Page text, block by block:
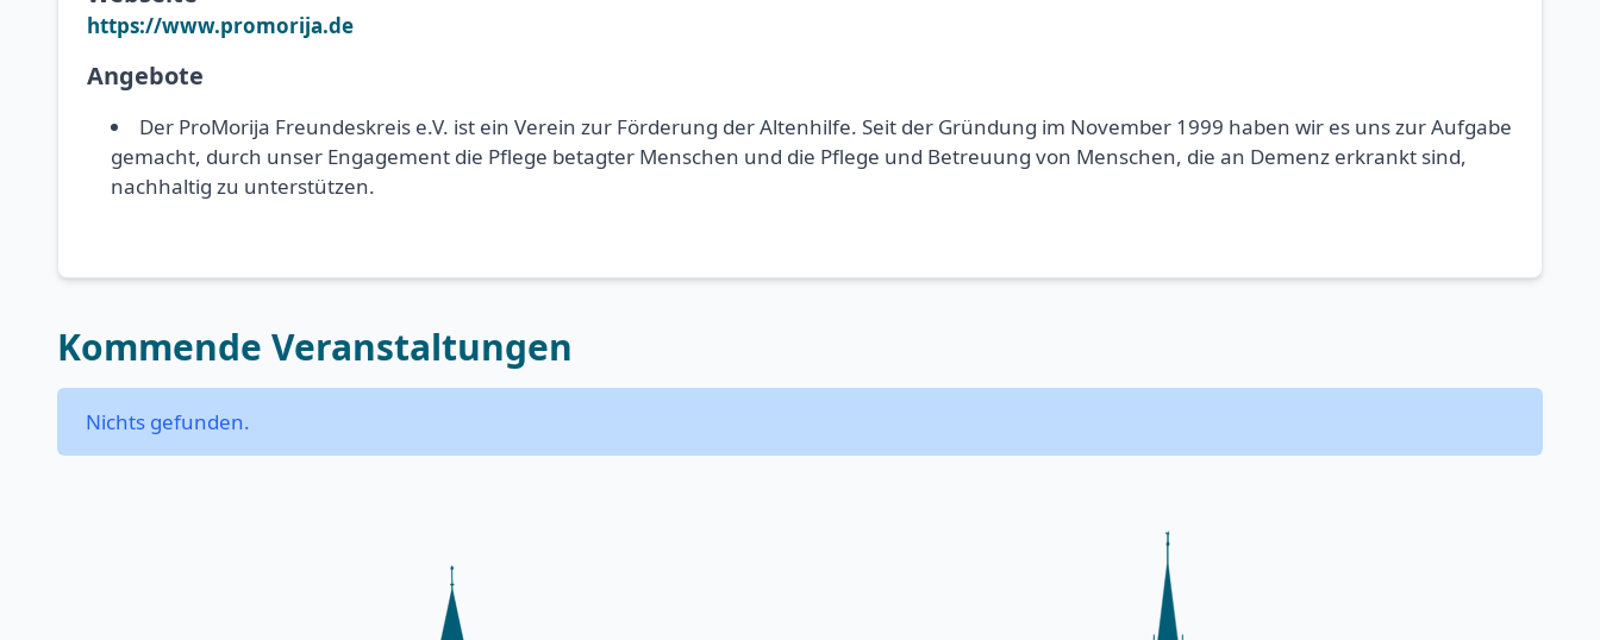
https://www.promorija.de
Angebote
Der ProMorija Freundeskreis e.V. ist ein Verein zur Förderung der Altenhilfe. Seit der Gründung im November 1999 haben wir es uns zur Aufgabe
gemacht, durch unser Engagement die Pflege betagter Menschen und die Pflege und Betreuung von Menschen, die an Demenz erkrankt sind,
nachhaltig zu unterstützen.
Kommende Veranstaltungen
Nichts gefunden.